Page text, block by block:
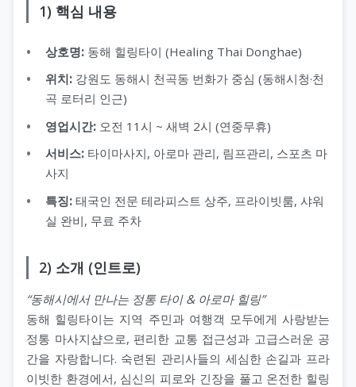
1) 핵심 내용
상호명: 동해 힐링타이 (Healing Thai Donghae)
위치: 강원도 동해시 천곡동 번화가 중심 (동해시청·천
곡 로터리 인근)
영업시간: 오전 11시 ~ 새벽 2시 (연중무휴)
서비스: 타이마사지, 아로마 관리, 림프관리, 스포츠 마
사지
특징: 태국인 전문 테라피스트 상주, 프라이빗룸, 샤워
실 완비, 무료 주차
2) 소개 (인트로)
“동해시에서 만나는 정통 타이 & 아로마 힐링”
동해 힐링타이는 지역 주민과 여행객 모두에게 사랑받는
정통 마사지샵으로, 편리한 교통 접근성과 고급스러운 공
간을 자랑합니다. 숙련된 관리사들의 세심한 손길과 프라
이빗한 환경에서, 심신의 피로와 긴장을 풀고 온전한 힐링